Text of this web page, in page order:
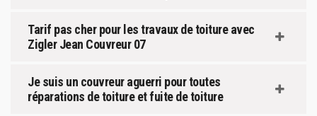
Tarif pas cher pour les travaux de toiture avec
Zigler Jean Couvreur 07
Je suis un couvreur aguerri pour toutes
réparations de toiture et fuite de toiture